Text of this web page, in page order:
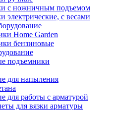
с ножничным подъемом
электрические, с весами
Home Garden
бензиновые
подъемники
для напыления
для работы с арматурой
для вязки арматуры